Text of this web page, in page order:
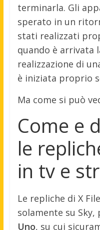
terminarla. Gli
sperato in un
stati realizzati
quando è arrivata
realizzazione di
è iniziata proprio
Ma come si può
Come e
le
in tv e
Le repliche di X
solamente su Sky,
Uno, su cui